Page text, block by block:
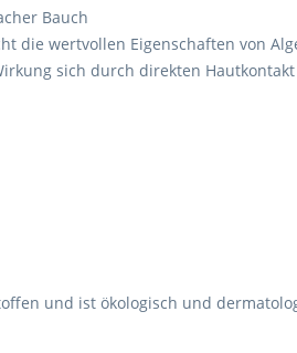
Bauch
wertvollen Eigenschaften von
sich durch direkten
und ist ökologisch und